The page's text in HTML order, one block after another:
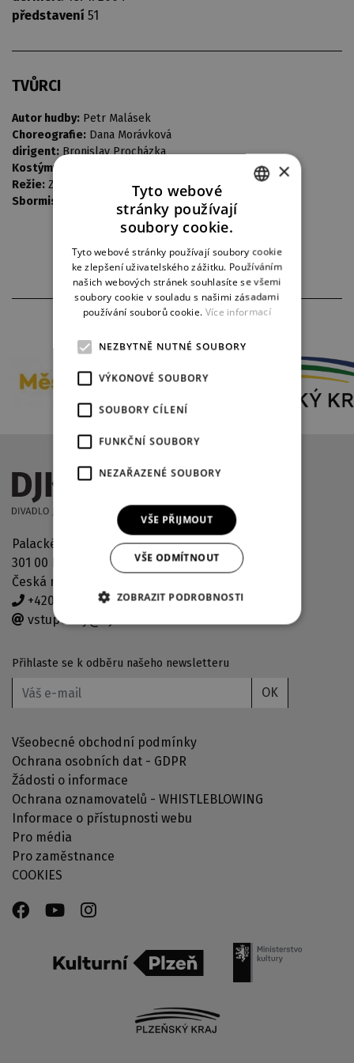
představení 51
TVŮRCI
Autor hudby: Petr Malásek
Choreografie: Dana Morávková
dirigent: Bronislav Procházka
Kostýmy:
Režie: Zdeněk Troška
Sbormistr:
Josef Jelínek
PARTNEŘI DIVADLA
Palackého náměstí 2971/30
301 00 Plzeň
Česká republika
+420 378 038 190
vstupenky@djkt.eu
Přihlaste se k odběru našeho newsletteru
OK
Všeobecné obchodní podmínky
Ochrana osobních dat - GDPR
Žádosti o informace
Ochrana oznamovatelů - WHISTLEBLOWING
Informace o přístupnosti webu
Pro média
Pro zaměstnance
COOKIES
GERMAN
×
Tyto webové
stránky používají
soubory cookie.
Tyto webové stránky používají soubory cookie
ke zlepšení uživatelského zážitku. Používáním
našich webových stránek souhlasíte se všemi
soubory cookie v souladu s našimi zásadami
používání souborů cookie. Více informací
NEZBYTNĚ NUTNÉ SOUBORY
VÝKONOVÉ SOUBORY
SOUBORY CÍLENÍ
FUNKČNÍ SOUBORY
NEZAŘAZENÉ SOUBORY
VŠE PŘIJMOUT
VŠE ODMÍTNOUT
ZOBRAZIT PODROBNOSTI